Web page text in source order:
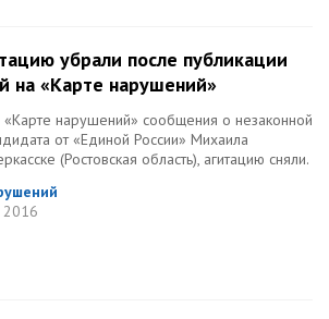
убрали после публикации
на «Карте нарушений»
нарушений» сообщения о незаконной
от «Единой России» Михаила
(Ростовская область), агитацию сняли.
2016